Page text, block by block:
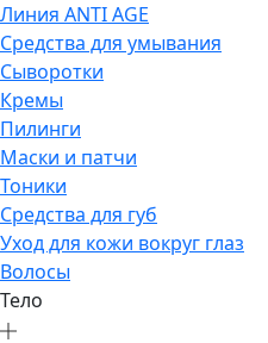
Линия ANTI AGE
Средства для умывания
Сыворотки
Кремы
Пилинги
Маски и патчи
Тоники
Средства для губ
Уход для кожи вокруг глаз
Волосы
Тело